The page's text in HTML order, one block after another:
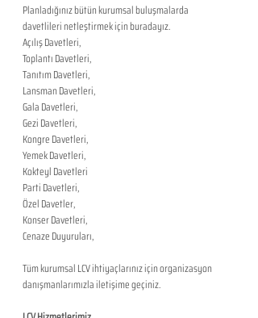
Planladığınız bütün kurumsal buluşmalarda
davetlileri netleştirmek için buradayız.
Açılış Davetleri,
Toplantı Davetleri,
Tanıtım Davetleri,
Lansman Davetleri,
Gala Davetleri,
Gezi Davetleri,
Kongre Davetleri,
Yemek Davetleri,
Kokteyl Davetleri
Parti Davetleri,
Özel Davetler,
Konser Davetleri,
Cenaze Duyuruları,
Tüm kurumsal LCV ihtiyaçlarınız için organizasyon
danışmanlarımızla iletişime geçiniz.